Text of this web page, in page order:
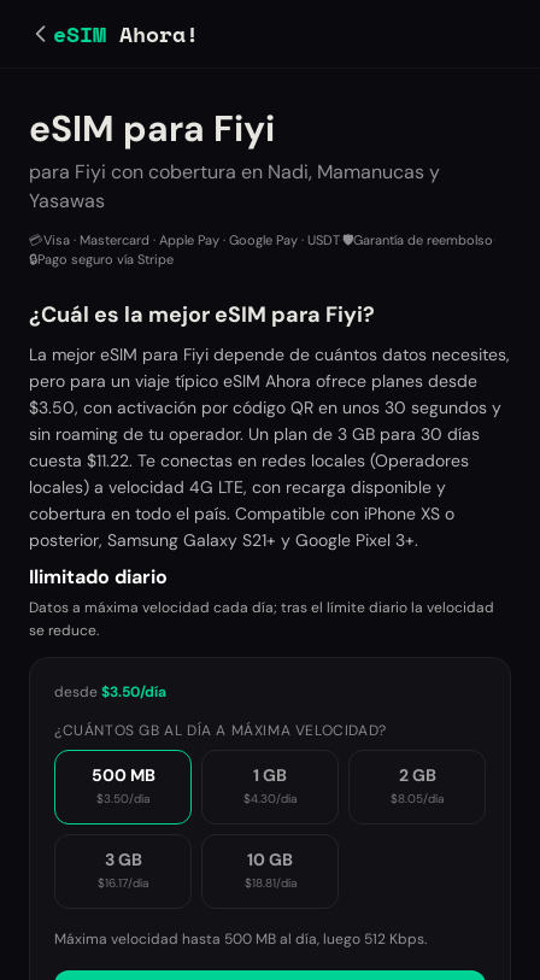
eSIM Ahora!
eSIM para Fiyi
para Fiyi con cobertura en Nadi, Mamanucas y
Yasawas
💳Visa · Mastercard · Apple Pay · Google Pay · USDT🛡️Garantía de reembolso
🔒Pago seguro vía Stripe
¿Cuál es la mejor eSIM para Fiyi?
La mejor eSIM para Fiyi depende de cuántos datos necesites,
pero para un viaje típico eSIM Ahora ofrece planes desde
$3.50, con activación por código QR en unos 30 segundos y
sin roaming de tu operador. Un plan de 3 GB para 30 días
cuesta $11.22. Te conectas en redes locales (Operadores
locales) a velocidad 4G LTE, con recarga disponible y
cobertura en todo el país. Compatible con iPhone XS o
posterior, Samsung Galaxy S21+ y Google Pixel 3+.
Ilimitado diario
Datos a máxima velocidad cada día; tras el límite diario la velocidad
se reduce.
desde$3.50/día
¿CUÁNTOS GB AL DÍA A MÁXIMA VELOCIDAD?
500 MB
$3.50/día
1 GB
$4.30/día
2 GB
$8.05/día
3 GB
$16.17/día
10 GB
$18.81/día
Máxima velocidad hasta 500 MB al día, luego 512 Kbps.